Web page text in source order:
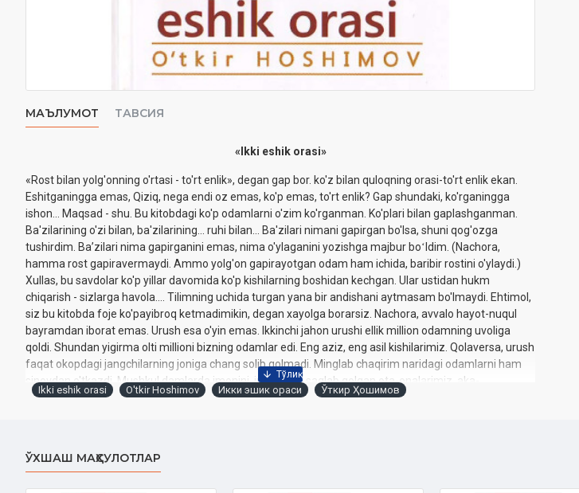
МАЪЛУМОТ ТАВСИЯ
«Ikki eshik orasi»
«Rost bilan yolg'onning o'rtasi - to'rt enlik», degan gap bor. ko'z bilan quloqning orasi-to'rt enlik ekan.
Eshitganingga emas, Qiziq, nega endi oz emas, ko'p emas, to'rt enlik? Gap shundaki, ko'rganingga
ishon... Maqsad - shu. Bu kitobdagi ko'p odamlarni o'zim ko'rganman. Ko'plari bilan gaplashganman.
Ba'zilarining o'zi bilan, ba'zilarining... ruhi bilan... Ba'zilari nimani gapirgan bo'lsa, shuni qog'ozga
tushirdim. Baʼzilari nima gapirganini emas, nima o'ylaganini yozishga majbur boʻldim. (Nachora,
hamma rost gapiravermaydi. Ammo yolg'on gapirayotgan odam ham ichida, baribir rostini o'ylaydi.)
Xullas, bu savdolar ko'p yillar davomida ko'p kishilarning boshidan kechgan. Ular ustidan hukm
chiqarish - sizlarga havola.... Tilimning uchida turgan yana bir andishani aytmasam bo'lmaydi. Ehtimol,
siz bu kitobda foje ko'payibroq ketmadimikin, degan xayolga borarsiz. Nachora, avvalo hayot-nuqul
bayramdan iborat emas. Urush esa o'yin emas. Ikkinchi jahon urushi ellik million odamning uvoliga
qoldi. Shundan yigirma olti millioni bizning odamlar edi. Eng aziz, eng asil kishilarimiz. Qolaversa, urush
faqat okopdagi jangchilarning joniga chang solib qolmadi. Minglab chaqirim naridagi odamlarni ham
sinovdan o'tkazdi. Mushkul damlarda imonini, insonligini saqlab qolgan ota-onalarimiz, aka-
opalarimizning hayoti bugungi zamonda bizga o'rnak bo'lsa ne ajab!
Ikki eshik orasi O'tkir Hoshimov Икки эшик ораси Ўткир Ҳошимов
ЎХШАШ МАҲСУЛОТЛАР